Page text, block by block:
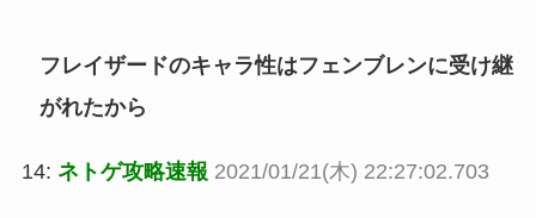
フレイザードのキャラ性はフェンブレンに受け継
がれたから
14: ネトゲ攻略速報 2021/01/21(木) 22:27:02.703